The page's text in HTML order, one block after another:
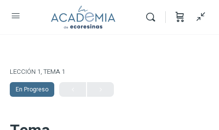
LECCIÓN 1, TEMA 1
En Progreso